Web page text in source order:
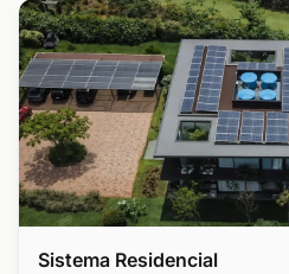
Residencial
Sistema Residencial